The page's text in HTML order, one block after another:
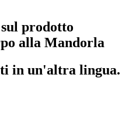
prodotto
alla Mandorla
in un'altra lingua.